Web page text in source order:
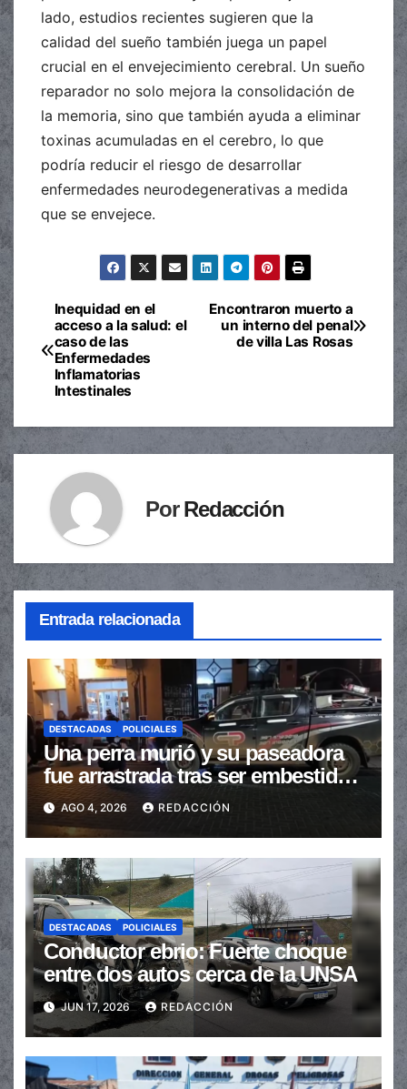
lado, estudios recientes sugieren que la
calidad del sueño también juega un papel
crucial en el envejecimiento cerebral. Un sueño
reparador no solo mejora la consolidación de
la memoria, sino que también ayuda a eliminar
toxinas acumuladas en el cerebro, lo que
podría reducir el riesgo de desarrollar
enfermedades neurodegenerativas a medida
que se envejece.
Navegación
de
entradas
Encontraron muerto a
un interno del penal
de villa Las Rosas
Inequidad en el
acceso a la salud: el
caso de las
Enfermedades
Inflamatorias
Intestinales
PorRedacción
Entrada relacionada
DESTACADAS POLICIALES
Una perra murió y su paseadora
fue arrastrada tras ser embestidas
en la senda peatonal
AGO 4, 2026 REDACCIÓN
DESTACADAS POLICIALES
Conductor ebrio: Fuerte choque
entre dos autos cerca de la UNSA
JUN 17, 2026 REDACCIÓN